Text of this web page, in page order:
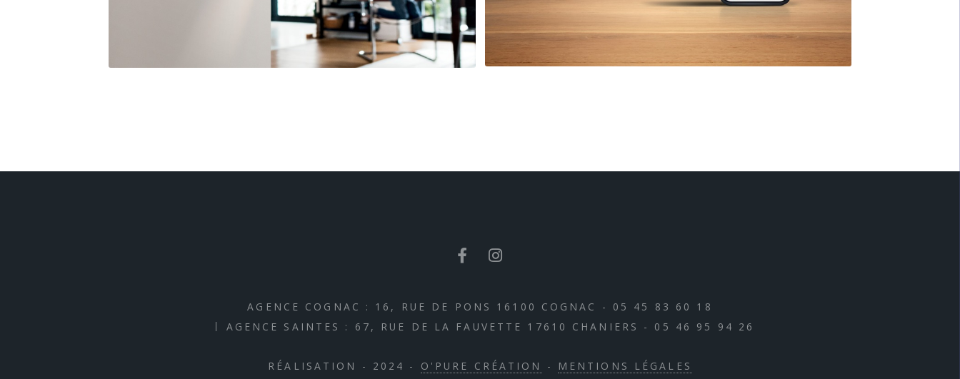
AGENCE COGNAC : 16, RUE DE PONS 16100 COGNAC - 05 45 83 60 18
AGENCE SAINTES : 67, RUE DE LA FAUVETTE 17610 CHANIERS - 05 46 95 94 26
RÉALISATION - 2024 - O'PURE CRÉATION - MENTIONS LÉGALES